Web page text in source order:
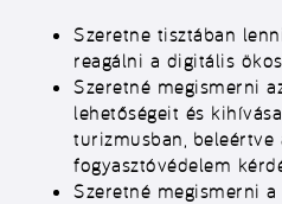
Szeretne tisztában
reagálni a digitális
Szeretné megismerni
lehetőségeit és
turizmusban, beleértve
fogyasztóvédelem
Szeretné megismerni